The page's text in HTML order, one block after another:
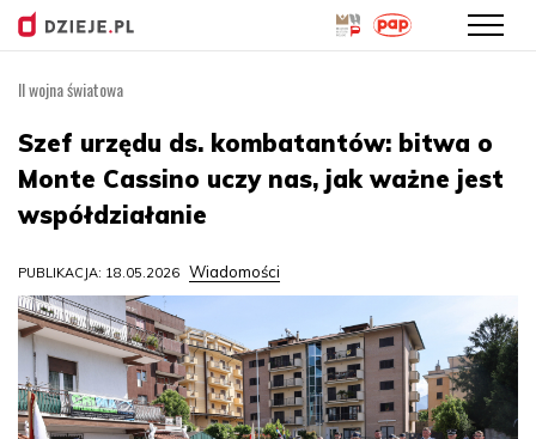
treści
II wojna światowa
Szef urzędu ds. kombatantów: bitwa o
Monte Cassino uczy nas, jak ważne jest
współdziałanie
PUBLIKACJA: 18.05.2026 Wiadomości